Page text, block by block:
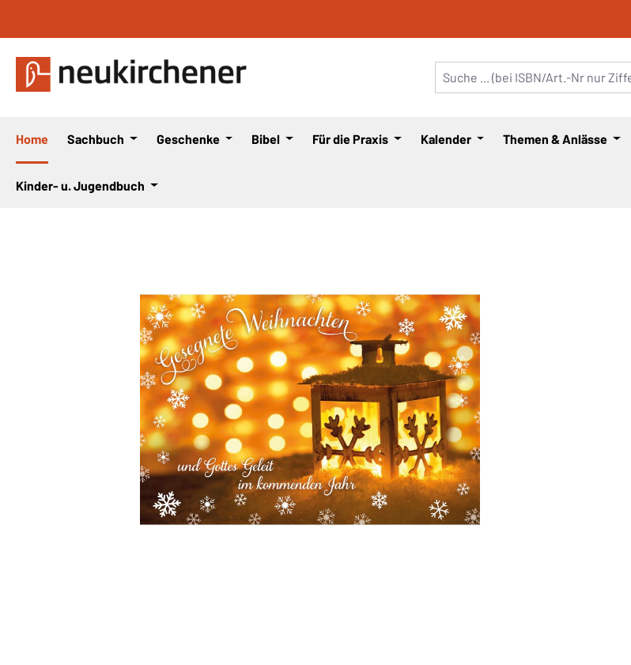
Home Sachbuch Geschenke Bibel Für die Praxis Kalender Themen & Anlässe
Kinder- u. Jugendbuch